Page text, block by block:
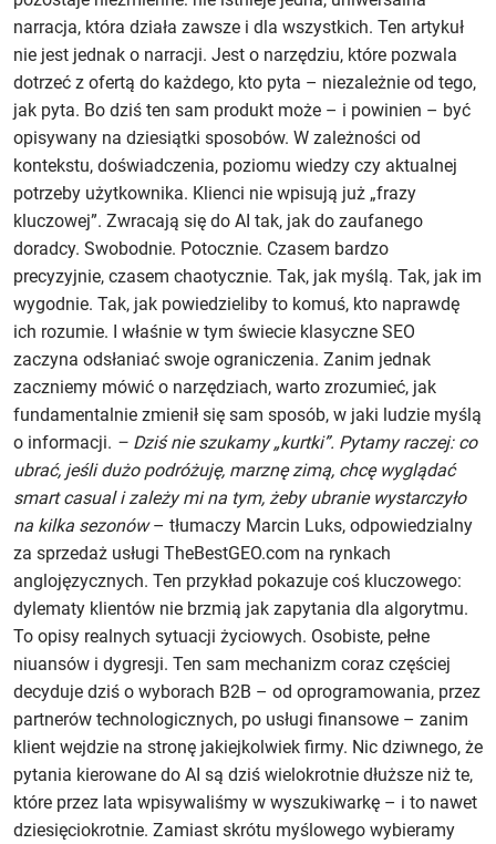
narracja, która działa zawsze i dla wszystkich. Ten artykuł
nie jest jednak o narracji. Jest o narzędziu, które pozwala
dotrzeć z ofertą do każdego, kto pyta – niezależnie od tego,
jak pyta. Bo dziś ten sam produkt może – i powinien – być
opisywany na dziesiątki sposobów. W zależności od
kontekstu, doświadczenia, poziomu wiedzy czy aktualnej
potrzeby użytkownika. Klienci nie wpisują już „frazy
kluczowej”. Zwracają się do AI tak, jak do zaufanego
doradcy. Swobodnie. Potocznie. Czasem bardzo
precyzyjnie, czasem chaotycznie. Tak, jak myślą. Tak, jak im
wygodnie. Tak, jak powiedzieliby to komuś, kto naprawdę
ich rozumie. I właśnie w tym świecie klasyczne SEO
zaczyna odsłaniać swoje ograniczenia. Zanim jednak
zaczniemy mówić o narzędziach, warto zrozumieć, jak
fundamentalnie zmienił się sam sposób, w jaki ludzie myślą
o informacji. – Dziś nie szukamy „kurtki”. Pytamy raczej: co
ubrać, jeśli dużo podróżuję, marznę zimą, chcę wyglądać
smart casual i zależy mi na tym, żeby ubranie wystarczyło
na kilka sezonów– tłumaczy Marcin Luks, odpowiedzialny
za sprzedaż usługi TheBestGEO.com na rynkach
anglojęzycznych. Ten przykład pokazuje coś kluczowego:
dylematy klientów nie brzmią jak zapytania dla algorytmu.
To opisy realnych sytuacji życiowych. Osobiste, pełne
niuansów i dygresji. Ten sam mechanizm coraz częściej
decyduje dziś o wyborach B2B – od oprogramowania, przez
partnerów technologicznych, po usługi finansowe – zanim
klient wejdzie na stronę jakiejkolwiek firmy. Nic dziwnego, że
pytania kierowane do AI są dziś wielokrotnie dłuższe niż te,
które przez lata wpisywaliśmy w wyszukiwarkę – i to nawet
dziesięciokrotnie. Zamiast skrótu myślowego wybieramy